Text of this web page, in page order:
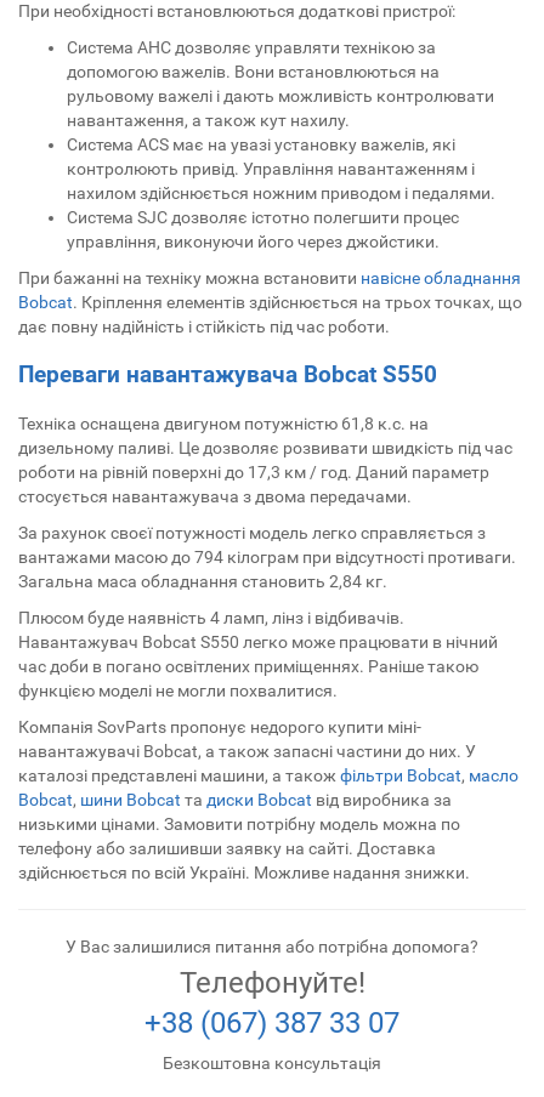
При необхідності встановлюються додаткові пристрої:
Система АНС дозволяє управляти технікою за
допомогою важелів. Вони встановлюються на
рульовому важелі і дають можливість контролювати
навантаження, а також кут нахилу.
Система ACS має на увазі установку важелів, які
контролюють привід. Управління навантаженням і
нахилом здійснюється ножним приводом і педалями.
Система SJC дозволяє істотно полегшити процес
управління, виконуючи його через джойстики.
При бажанні на техніку можна встановити навісне обладнання
Bobcat. Кріплення елементів здійснюється на трьох точках, що
дає повну надійність і стійкість під час роботи.
Переваги навантажувача Bobcat S550
Техніка оснащена двигуном потужністю 61,8 к.с. на
дизельному паливі. Це дозволяє розвивати швидкість під час
роботи на рівній поверхні до 17,3 км / год. Даний параметр
стосується навантажувача з двома передачами.
За рахунок своєї потужності модель легко справляється з
вантажами масою до 794 кілограм при відсутності противаги.
Загальна маса обладнання становить 2,84 кг.
Плюсом буде наявність 4 ламп, лінз і відбивачів.
Навантажувач Bobcat S550 легко може працювати в нічний
час доби в погано освітлених приміщеннях. Раніше такою
функцією моделі не могли похвалитися.
Компанія SovParts пропонує недорого купити міні-
навантажувачі Bobcat, а також запасні частини до них. У
каталозі представлені машини, а також фільтри Bobcat, масло
Bobcat, шини Bobcat та диски Bobcat від виробника за
низькими цінами. Замовити потрібну модель можна по
телефону або залишивши заявку на сайті. Доставка
здійснюється по всій Україні. Можливе надання знижки.
У Вас залишилися питання або потрібна допомога?
Телефонуйте!
+38 (067) 387 33 07
Безкоштовна консультація